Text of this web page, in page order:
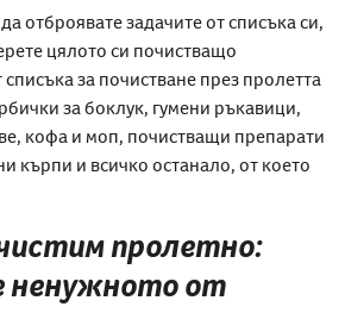
отброявате задачите от списъка си,
цялото си почистващо
за почистване през пролетта
за боклук, гумени ръкавици,
кофа и моп, почистващи препарати
кърпи и всичко останало, от което
пролетно:
ненужното от